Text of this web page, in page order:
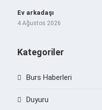
Ev arkadaşı
4 Ağustos 2026
Kategoriler
Burs Haberleri
Duyuru